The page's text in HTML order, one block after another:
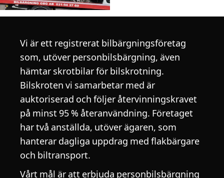
Vi är ett registrerat bilbärgningsföretag
som, utöver personbilsbärgning, även
hämtar skrotbilar för bilskrotning.
Bilskroten vi samarbetar med är
auktoriserad och följer återvinningskravet
på minst 95 % återanvändning. Företaget
har två anställda, utöver ägaren, som
hanterar dagliga uppdrag med flakbärgare
och biltransport.
Vårt mål är att erbjuda personbilsbärgning